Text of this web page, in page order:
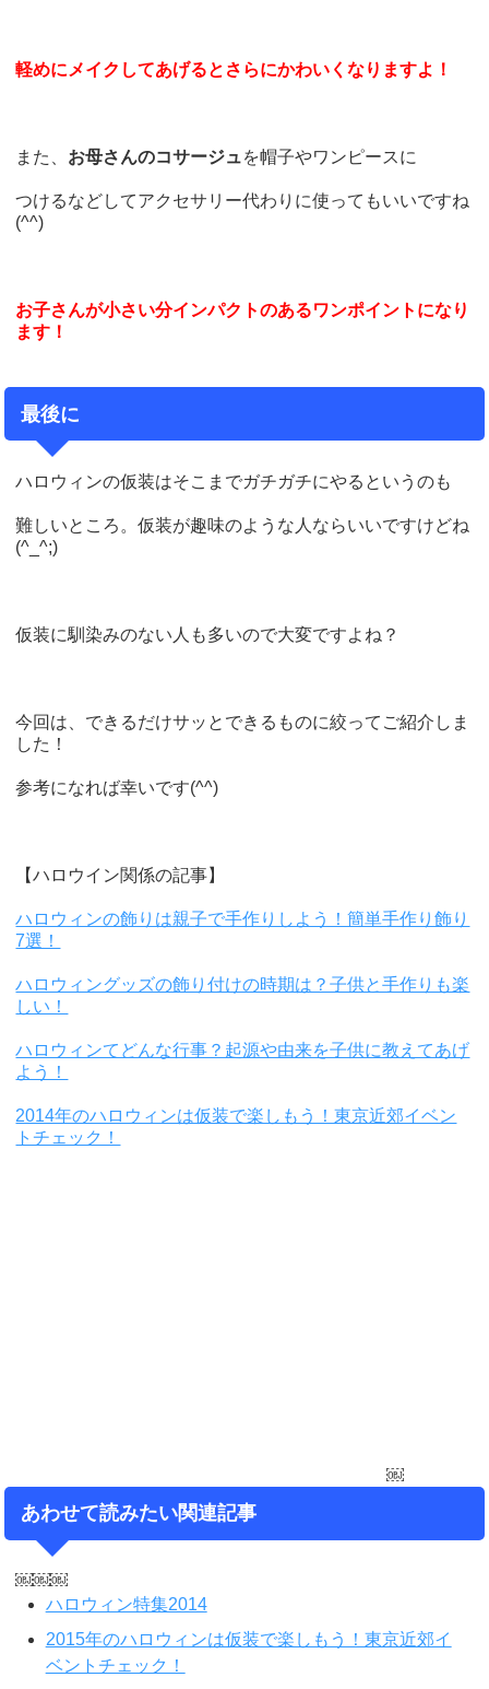
軽めにメイクしてあげるとさらにかわいくなりますよ！
また、 お母さんのコサージュを帽子やワンピースに
つけるなどしてアクセサリー代わりに使ってもいいですね
(^^)
お子さんが小さい分インパクトのあるワンポイントになり
ます！
最後に
ハロウィンの仮装はそこまでガチガチにやるというのも
難しいところ。仮装が趣味のような人ならいいですけどね
(^_^;)
仮装に馴染みのない人も多いので大変ですよね？
今回は、できるだけサッとできるものに絞ってご紹介しま
した！
参考になれば幸いです(^^)
【ハロウイン関係の記事】
ハロウィンの飾りは親子で手作りしよう！簡単手作り飾り
7選！
ハロウィングッズの飾り付けの時期は？子供と手作りも楽
しい！
ハロウィンてどんな行事？起源や由来を子供に教えてあげ
よう！
2014年のハロウィンは仮装で楽しもう！東京近郊イベン
トチェック！
￼
あわせて読みたい関連記事
￼￼￼
ハロウィン特集2014
2015年のハロウィンは仮装で楽しもう！東京近郊イ
ベントチェック！